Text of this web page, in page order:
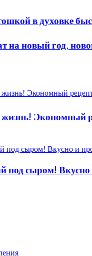
в духовке
новый год,
Экономный
сыром! Вкусно